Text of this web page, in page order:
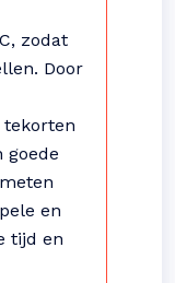
zodat
Door
tekorten
goede
en
tijd en